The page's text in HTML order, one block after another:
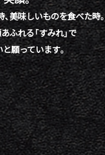
美味しいものを食べた時。
ふれる「すみれ」で
願っています。